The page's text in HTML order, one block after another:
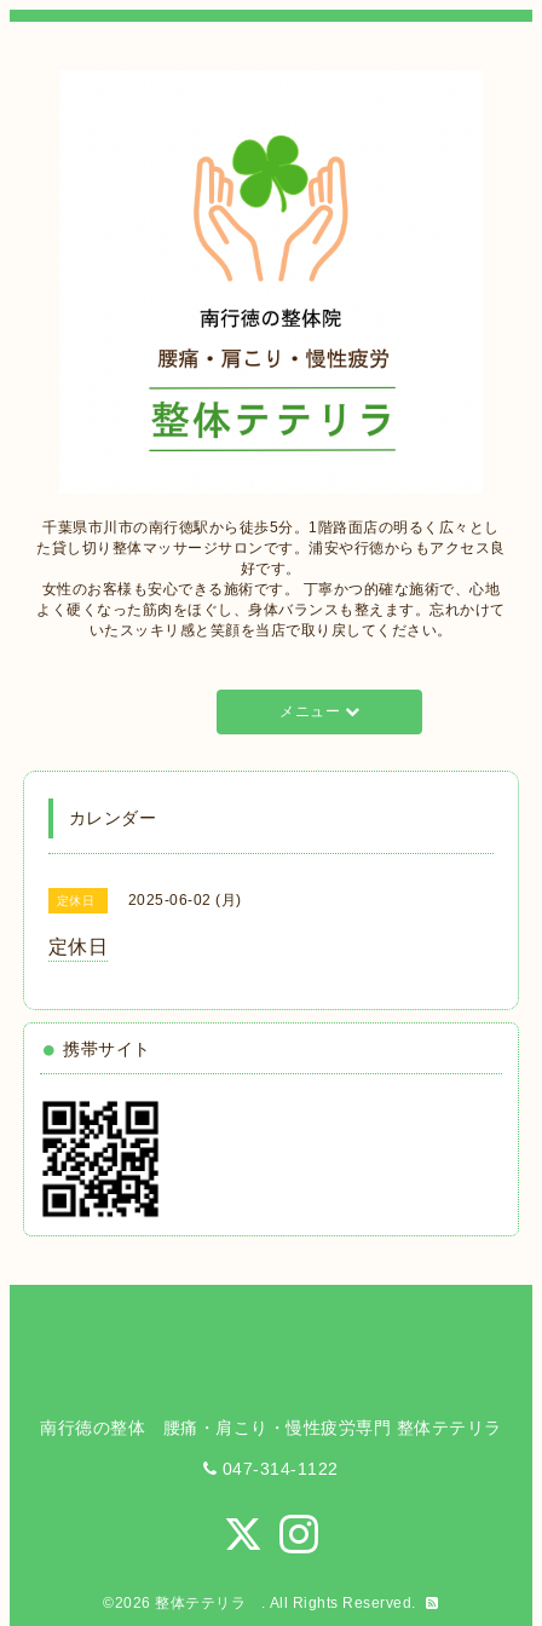
千葉県市川市の南行徳駅から徒歩5分。1階路面店の明るく広々とし
た貸し切り整体マッサージサロンです。浦安や行徳からもアクセス良
好です。
女性のお客様も安心できる施術です。 丁寧かつ的確な施術で、心地
よく硬くなった筋肉をほぐし、身体バランスも整えます。忘れかけて
いたスッキリ感と笑顔を当店で取り戻してください。
メニュー
カレンダー
定休日 2025-06-02 (月)
定休日
携帯サイト
南行徳の整体 腰痛・肩こり・慢性疲労専門 整体テテリラ
047-314-1122
©2026整体テテリラ . All Rights Reserved.